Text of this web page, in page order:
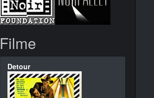
Filme
Detour